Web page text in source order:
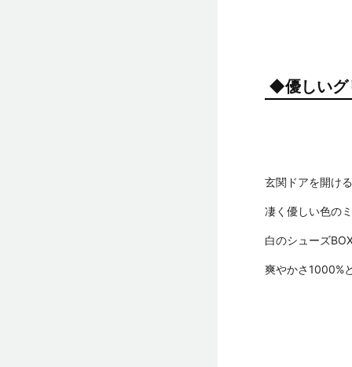
◆優しいグ
玄関ドアを開け
凄く優しい色の
白のシューズ
爽やかさ1000%